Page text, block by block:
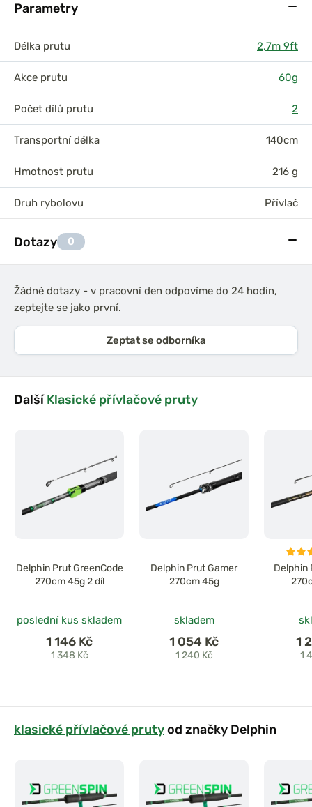
Parametry
Délka prutu 2,7m 9ft
Akce prutu 60g
Počet dílů prutu 2
Transportní délka 140cm
Hmotnost prutu 216 g
Druh rybolovu Přívlač
Dotazy 0
Žádné dotazy - v pracovní den odpovíme do 24 hodin,
zeptejte se jako první.
Zeptat se odborníka
DalšíKlasické přívlačové pruty
Delphin Prut GreenCode
270cm 45g 2 díl
poslední kus skladem
1 146 Kč
1 348 Kč
Delphin Prut Gamer
270cm 45g
skladem
1 054 Kč
1 240 Kč
Delphin
1
1
klasické přívlačové prutyod značky Delphin